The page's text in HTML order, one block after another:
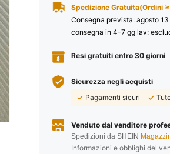
Spedizione Gratuita(Ordini
Consegna prevista: agosto
consegna in 4-7 gg lav:
Resi gratuiti entro 30 giorni
Sicurezza negli acquisti
Pagamenti sicuri
Venduto dal venditore
Spedizioni da SHEIN
Informazioni e obblighi del